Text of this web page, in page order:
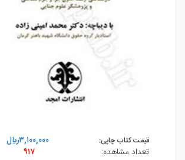
قیمت کتاب چاپی:
۳,۱۰۰,۰۰۰ريال
تعداد مشاهده:
۹۱۷